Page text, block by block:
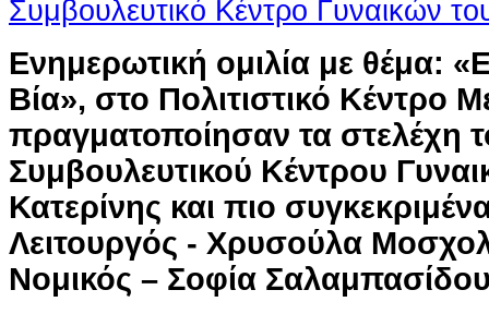
Ενημερωτική ομιλία με θέμα:
Βία», στο Πολιτιστικό Κέντρο
πραγματοποίησαν τα στελέχη
Συμβουλευτικού Κέντρου
Κατερίνης και πιο
Λειτουργός - Χρυσούλα
Νομικός – Σοφία